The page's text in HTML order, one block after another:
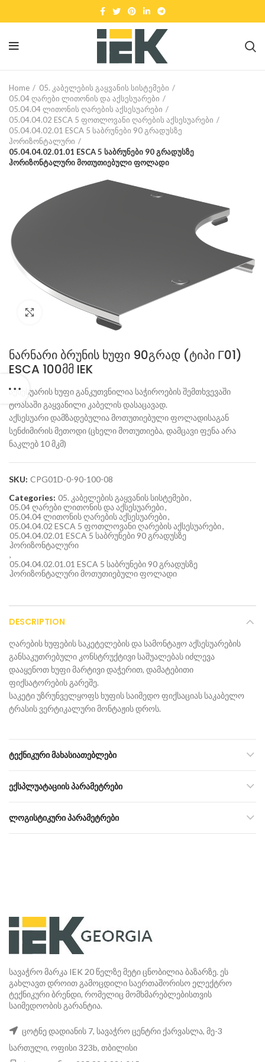
Home
05. კაბელების გაყვანის სისტემები
05.04 ღარები ლითონის და აქსესუარები
05.04.04 ლითონის ღარების აქსესუარები
05.04.04.02 ESCA 5 ფოთლოვანი ღარების აქსესუარები
05.04.04.02.01 ESCA 5 საბრუნები 90 გრადუსზე
ჰორიზონტალური
05.04.04.02.01.01 ESCA 5 საბრუნები 90 გრადუსზე
ჰორიზონტალური მოთუთიებული ფოლადი
Click to enlarge
ნარნარი ბრუნის ხუფი 90გრად (ტიპი Г01)
ESCA 100მმ IEK
აქსესუარის ხუფი განკუთვნილია საჭიროების შემთხვევაში
ტრასაში გაყვანილი კაბელის დასაცავად.
აქსესუარი დამზადებულია მოთუთიებული ფოლადისაგან
სენძიმირის მეთოდი (ცხელი მოთუთიება, დამცავი ფენა არა
ნაკლებ 10 მკმ)
SKU: CPG01D-0-90-100-08
Categories: 05. კაბელების გაყვანის სისტემები,
05.04 ღარები ლითონის და აქსესუარები,
05.04.04 ლითონის ღარების აქსესუარები,
05.04.04.02 ESCA 5 ფოთლოვანი ღარების აქსესუარები,
05.04.04.02.01 ESCA 5 საბრუნები 90 გრადუსზე
ჰორიზონტალური
,
05.04.04.02.01.01 ESCA 5 საბრუნები 90 გრადუსზე
ჰორიზონტალური მოთუთიებული ფოლადი
DESCRIPTION
ღარების ხუფების საკეტელების და სამონტაჟო აქსესუარების
განსაკუთრებული კონსტრუქტივი საშუალებას იძლევა
დააყენოთ ხუფი მარტივი დაჭერით, დამატებითი
ფიქსატორების გარეშე.
საკეტი უზრუნველყოფს ხუფის საიმედო ფიქსაციას საკაბელო
ტრასის ვერტიკალური მონტაჟის დროს.
ᲢᲔᲥᲜᲘᲙᲣᲠᲘ ᲛᲐᲮᲐᲡᲘᲐᲗᲔᲑᲚᲔᲑᲘ
ᲔᲥᲡᲞᲚᲣᲐᲢᲐᲪᲘᲘᲡ ᲞᲐᲠᲐᲛᲔᲢᲠᲔᲑᲘ
ᲚᲝᲒᲘᲡᲢᲘᲙᲣᲠᲘ ᲞᲐᲠᲐᲛᲔᲢᲠᲔᲑᲘ
სავაჭრო მარკა IEK 20 წელზე მეტი ცნობილია ბაზარზე. ეს
გახლავთ დროით გამოცდილი საერთაშორისო ელექტრო
ტექნიკური ბრენდი, რომელიც მომხმარებლებისთვის
საიმედოობის გარანტია.
ცოტნე დადიანის 7, სავაჭრო ცენტრი ქარვასლა, მე-3
სართული, ოფისი 323b, თბილისი